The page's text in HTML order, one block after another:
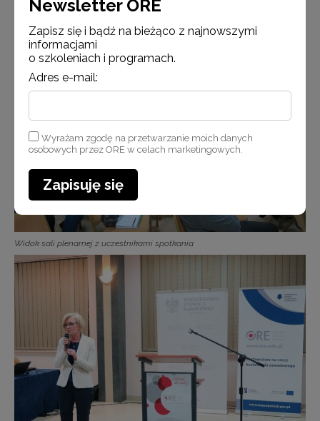
Wicedyrektor ORE Bożena Mayer-Gawron otwiera seminarium
Widok sali plenarnej z uczestnikami spotkania
Newsletter ORE
Zapisz się i bądź na bieżąco z najnowszymi
informacjami
o szkoleniach i programach.
Adres e-mail:
Wyrażam zgodę na przetwarzanie moich danych
osobowych przez ORE w celach marketingowych.
Zapisuję się